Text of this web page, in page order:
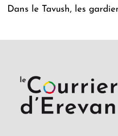
Dans le Tavush, les